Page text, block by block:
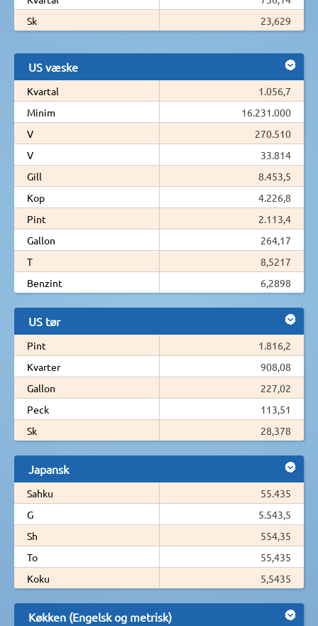
Sk
23,629
US væske
Kvartal
1.056,7
Minim
16.231.000
V
270.510
V
33.814
Gill
8.453,5
Kop
4.226,8
Pint
2.113,4
Gallon
264,17
T
8,5217
Benzint
6,2898
US tør
Pint
1.816,2
Kvarter
908,08
Gallon
227,02
Peck
113,51
Sk
28,378
Japansk
Sahku
55.435
G
5.543,5
Sh
554,35
To
55,435
Koku
5,5435
Køkken (Engelsk og metrisk)